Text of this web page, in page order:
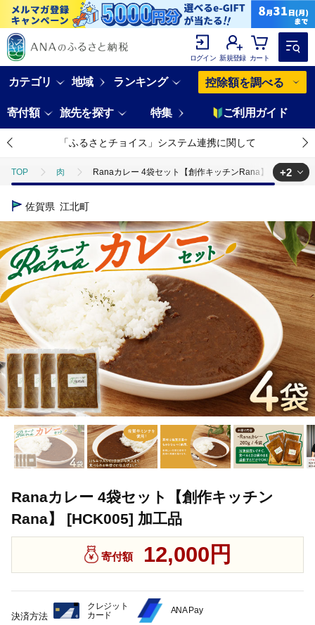
ログイン 新規登録 カート
カテゴリ 地域 ランキング 控除額を調べる
寄付額 旅先を探す 特集 ご利用ガイド
「ふるさとチョイス」システム連携に関して
TOP 肉 Ranaカレー 4袋セット【創作キッチンRana】 [HCK005]
TOP
TOP 加工食品 惣菜・レトルト カレー Ranaカレー 4
+2
佐賀県 江北町
Ranaカレー 4袋セット【創作キッチン
Rana】 [HCK005] 加工品
寄付額 12,000円
決済方法
クレジット
カード
ANA Pay